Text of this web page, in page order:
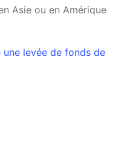
Asie ou en Amérique
levée de fonds de